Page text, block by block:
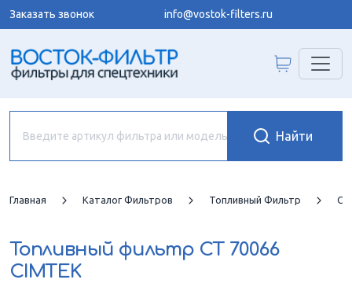
Заказать звонок info@vostok-filters.ru
Главная Каталог Фильтров Топливный Фильтр
Топливный фильтр CT 70066
CIMTEK